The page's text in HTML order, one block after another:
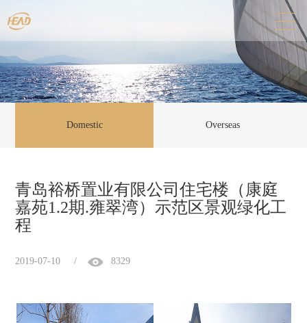
Domestic Overseas
青岛裕桥置业有限公司住宅楼（康庭
嘉苑1.2期.雍翠湾）示范区景观绿化工
程
2019-07-10 / 8329